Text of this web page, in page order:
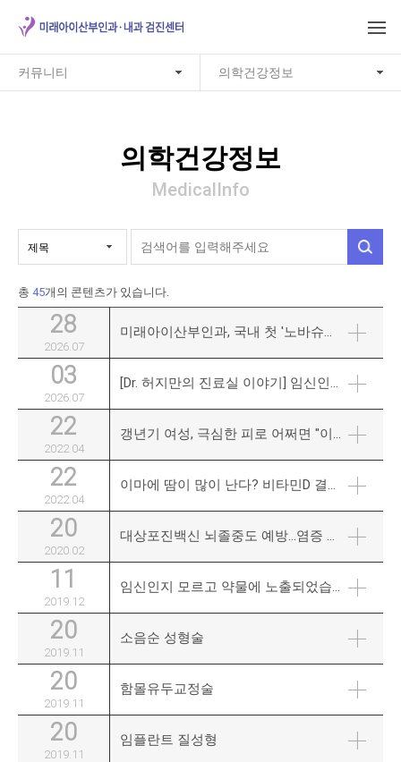
커뮤니티 의학건강정보
의학건강정보
MedicalInfo
총 45개의 콘텐츠가 있습니다.
28
2026.07
미래아이산부인과, 국내 첫 '노바슈어 COE' 지정…홀로직코리아와 맞손
03
2026.07
[Dr. 허지만의 진료실 이야기] 임신인 줄 모르고 CT 찍었는데, 방사선 괜찮을까?
22
2022.04
갱년기 여성, 극심한 피로 어쩌면 "이 질환" 때문일지도
22
2022.04
이마에 땀이 많이 난다? 비타민D 결핍 3가지 신호!
20
2020.02
대상포진백신 뇌졸중도 예방...염증 개선 효과 추정
11
2019.12
임신인지 모르고 약물에 노출되었습니다. 태아에게 위험하지 않나요?
20
2019.11
소음순 성형술
20
2019.11
함몰유두교정술
20
2019.11
임플란트 질성형